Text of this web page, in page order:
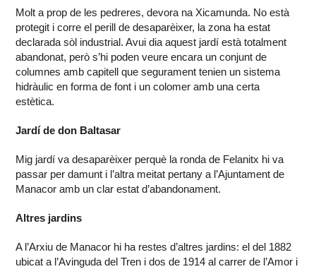
Molt a prop de les pedreres, devora na Xicamunda. No està
protegit i corre el perill de desaparèixer, la zona ha estat
declarada sòl industrial. Avui dia aquest jardí està totalment
abandonat, però s’hi poden veure encara un conjunt de
columnes amb capitell que segurament tenien un sistema
hidràulic en forma de font i un colomer amb una certa
estètica.
Jardí de don Baltasar
Mig jardí va desaparèixer perquè la ronda de Felanitx hi va
passar per damunt i l’altra meitat pertany a l’Ajuntament de
Manacor amb un clar estat d’abandonament.
Altres jardins
A l’Arxiu de Manacor hi ha restes d’altres jardins: el del 1882
ubicat a l’Avinguda del Tren i dos de 1914 al carrer de l’Amor i